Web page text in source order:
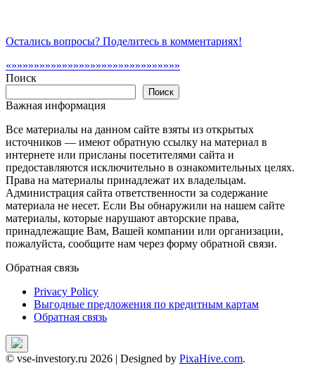
Остались вопросы? Поделитесь в комментариях!
«»»»»»»»»»»»»»»»»»»»»»»»»»»»»»»
Поиск
Поиск
Важная информация
Все материалы на данном сайте взяты из открытых
источников — имеют обратную ссылку на материал в
интернете или присланы посетителями сайта и
предоставляются исключительно в ознакомительных целях.
Права на материалы принадлежат их владельцам.
Администрация сайта ответственности за содержание
материала не несет. Если Вы обнаружили на нашем сайте
материалы, которые нарушают авторские права,
принадлежащие Вам, Вашей компании или организации,
пожалуйста, сообщите нам через форму обратной связи.
Обратная связь
Privacy Policy
Выгодные предложения по кредитным картам
Обратная связь
© vse-investory.ru 2026 | Designed by PixaHive.com.